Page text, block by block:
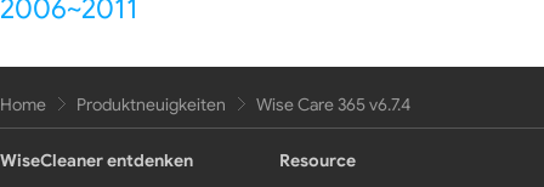
2006~2011
Home Produktneuigkeiten Wise Care 365 v6.7.4
WiseCleaner entdenken
Resource